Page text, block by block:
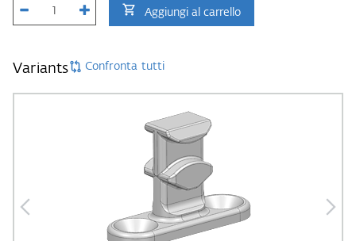
Aggiungi al carrello
Variants Confronta tutti